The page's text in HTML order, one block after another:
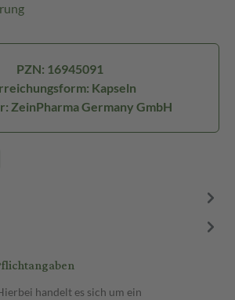
PZN: 16945091
Kapseln
ZeinPharma Germany GmbH
handelt es sich um ein